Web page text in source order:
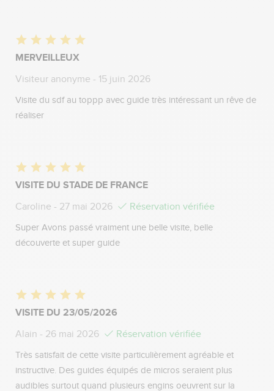
MERVEILLEUX
Visiteur anonyme - 15 juin 2026
Visite du sdf au toppp avec guide très intéressant un rêve de
réaliser
VISITE DU STADE DE FRANCE
Caroline - 27 mai 2026 Réservation vérifiée
Super Avons passé vraiment une belle visite, belle
découverte et super guide
VISITE DU 23/05/2026
Alain - 26 mai 2026 Réservation vérifiée
Très satisfait de cette visite particulièrement agréable et
instructive. Des guides équipés de micros seraient plus
audibles surtout quand plusieurs engins oeuvrent sur la